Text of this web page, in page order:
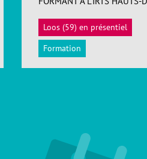
Loos (59) en présentiel
Formation